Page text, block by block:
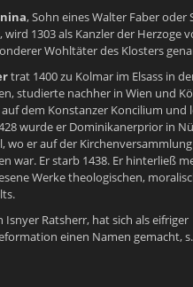
, Sohn eines Walter Faber oder
wird 1303 als Kanzler der Herzoge
Wohltäter des Klosters
trat 1400 zu Kolmar im Elsass in
studierte nachher in Wien und
auf dem Konstanzer Koncilium und
wurde er Dominikanerprior in
wo er auf der
war. Er starb 1438. Er hinterließ
Werke theologischen,
Isnyer Ratsherr, hat sich als eifriger
einen Namen gemacht,